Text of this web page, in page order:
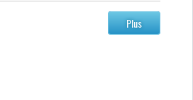
Plus